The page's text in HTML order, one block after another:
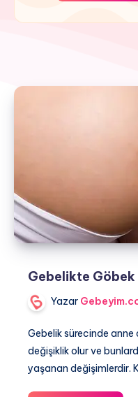
Gebelikte
Yazar
Gebelik sürecinde anne
değişiklik olur ve
yaşanan değişimlerdir.